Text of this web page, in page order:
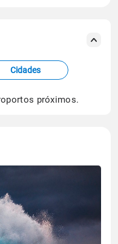
estações
de Previsão
(CPTEC).
Cidades
próximos.